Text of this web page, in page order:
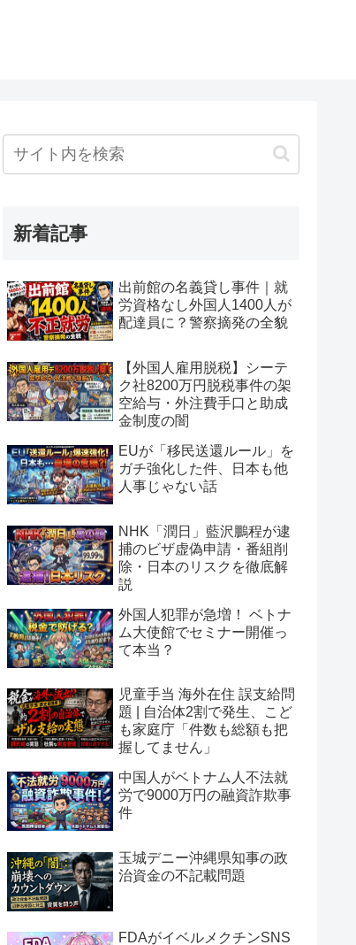
新着記事
出前館の名義貸し事件｜就
労資格なし外国人1400人が
配達員に？警察摘発の全貌
【外国人雇用脱税】シーテ
ク社8200万円脱税事件の架
空給与・外注費手口と助成
金制度の闇
EUが「移民送還ルール」を
ガチ強化した件、日本も他
人事じゃない話
NHK「潤日」藍沢鵬程が逮
捕のビザ虚偽申請・番組削
除・日本のリスクを徹底解
説
外国人犯罪が急増！ ベトナ
ム大使館でセミナー開催っ
て本当？
児童手当 海外在住 誤支給問
題 | 自治体2割で発生、こど
も家庭庁「件数も総額も把
握してません」
中国人がベトナム人不法就
労で9000万円の融資詐欺事
件
玉城デニー沖縄県知事の政
治資金の不記載問題
FDAがイベルメクチンSNS